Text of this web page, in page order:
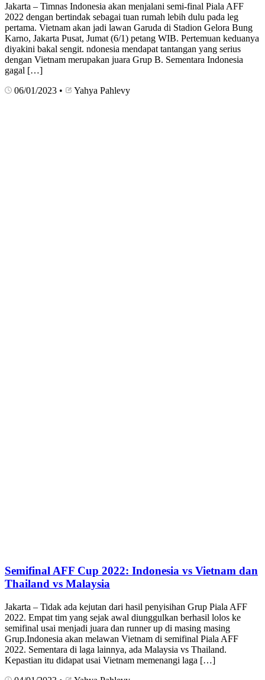
Jakarta – Timnas Indonesia akan menjalani semi-final Piala AFF
2022 dengan bertindak sebagai tuan rumah lebih dulu pada leg
pertama. Vietnam akan jadi lawan Garuda di Stadion Gelora Bung
Karno, Jakarta Pusat, Jumat (6/1) petang WIB. Pertemuan keduanya
diyakini bakal sengit. ndonesia mendapat tantangan yang serius
dengan Vietnam merupakan juara Grup B. Sementara Indonesia
gagal […]
06/01/2023 • Yahya Pahlevy
Semifinal AFF Cup 2022: Indonesia vs Vietnam dan
Thailand vs Malaysia
Jakarta – Tidak ada kejutan dari hasil penyisihan Grup Piala AFF
2022. Empat tim yang sejak awal diunggulkan berhasil lolos ke
semifinal usai menjadi juara dan runner up di masing masing
Grup.Indonesia akan melawan Vietnam di semifinal Piala AFF
2022. Sementara di laga lainnya, ada Malaysia vs Thailand.
Kepastian itu didapat usai Vietnam memenangi laga […]